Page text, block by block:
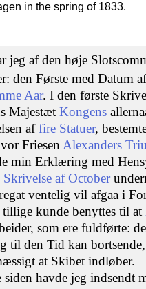
in the spring of 1833.
jeg af den høje
den Første med Datum
Aar. I den første
Majestæt Kongens
affire Statuer,
Friesen Alexanders
min Erklæring med
Skrivelse af October
ventelig vil afgaa i
kunde benyttes til at
som ere fuldførte:
til den Tid kan
at Skibet indløber.
havde jeg indsendt